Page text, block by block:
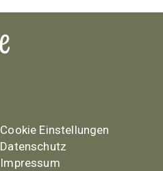
Cookie Einstellungen
Datenschutz
Impressum